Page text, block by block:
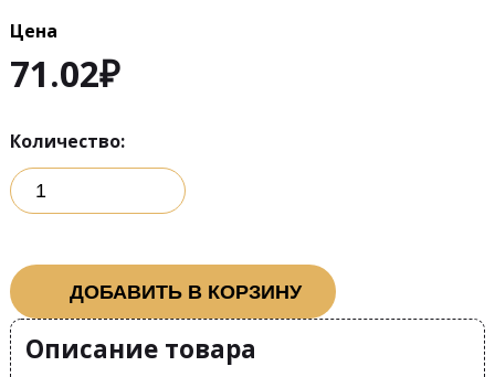
Цена
71.02₽
Количество:
ДОБАВИТЬ В КОРЗИНУ
Описание товара